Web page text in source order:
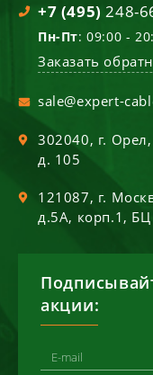
+7 (495) 248-
Пн-Пт: 09:00 -
Заказать
sale@expert-
302040, г. Орел
д. 105
121087, г.
д.5А, корп.1,
акции: